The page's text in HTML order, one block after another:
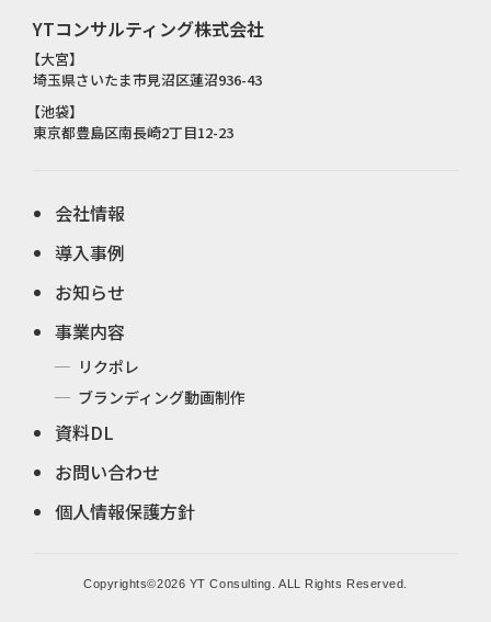
YTコンサルティング株式会社
【大宮】
埼玉県さいたま市見沼区蓮沼936-43
【池袋】
東京都豊島区南長崎2丁目12-23
会社情報
導入事例
お知らせ
事業内容
リクポレ
ブランディング動画制作
資料DL
お問い合わせ
個人情報保護方針
Copyrights©2026 YT Consulting. ALL Rights Reserved.